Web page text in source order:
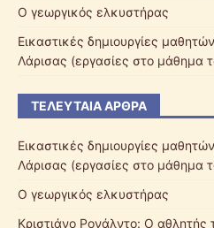
Ο γεωργικός ελκυστήρας
Εικαστικές δημιουργίες
Λάρισας (εργασίες στο μάθημα
ΤΕΛΕΥΤΑΊΑ ΆΡΘΡΑ
Εικαστικές δημιουργίες
Λάρισας (εργασίες στο μάθημα
Ο γεωργικός ελκυστήρας
Κριστιάνο Ρονάλντο: Ο αθλητής